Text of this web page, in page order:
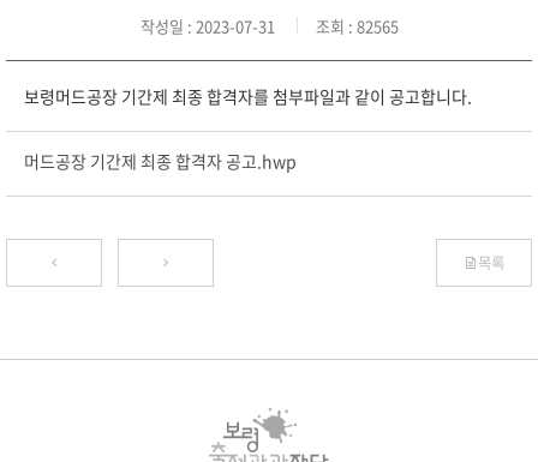
작성일 : 2023-07-31 조회 : 82565
보령머드공장 기간제 최종 합격자를 첨부파일과 같이 공고합니다.
머드공장 기간제 최종 합격자 공고.hwp
목록